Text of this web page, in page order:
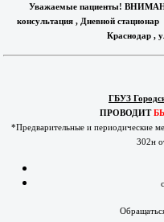
Уважаемые пациенты!
консультация , Дневной
Краснодар ,
ГБУЗ
ПРОВОДИТ
*Предварительные и периодические
302н